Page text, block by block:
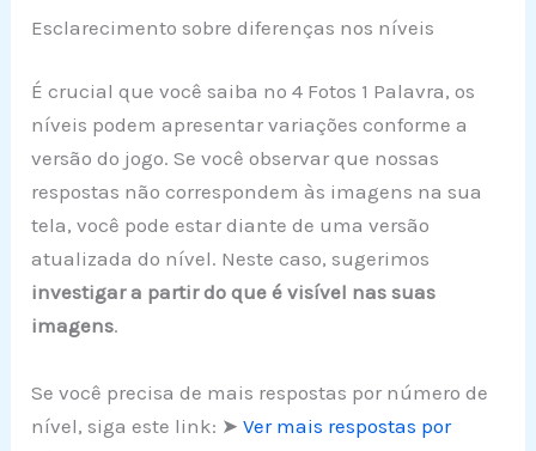
Esclarecimento sobre diferenças nos níveis
É crucial que você saiba no 4 Fotos 1 Palavra, os
níveis podem apresentar variações conforme a
versão do jogo. Se você observar que nossas
respostas não correspondem às imagens na sua
tela, você pode estar diante de uma versão
atualizada do nível. Neste caso, sugerimos
investigar a partir do que é visível nas suas
imagens.
Se você precisa de mais respostas por número de
nível, siga este link: ➤Ver mais respostas por